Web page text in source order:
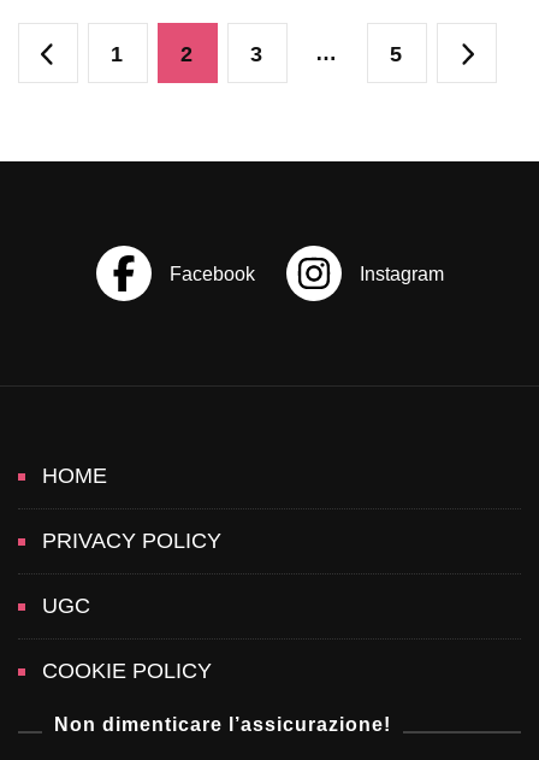
P
g
a
i
o
n
P
1 P
2 P
3 … P
5
HOME
PRIVACY POLICY
UGC
COOKIE POLICY
Non dimenticare l’assicurazione!